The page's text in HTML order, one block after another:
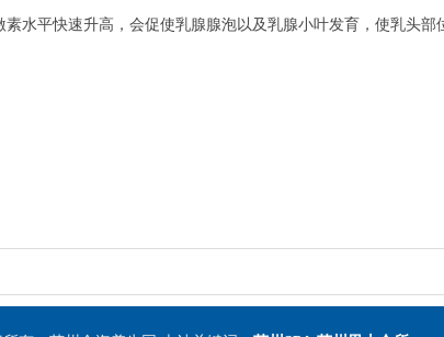
水平快速升高，会促使乳腺腺泡以及乳腺小叶发育，使乳头